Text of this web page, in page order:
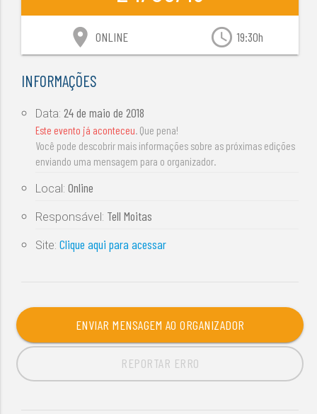
access_time 19:30h
location_on ONLINE
INFORMAÇÕES
Data:24 de maio de 2018
Este evento já aconteceu. Que pena!
Você pode descobrir mais informações sobre as próximas edições
enviando uma mensagem para o organizador.
Local:Online
Responsável: Tell Moitas
Site:Clique aqui para acessar
ENVIAR MENSAGEM AO ORGANIZADOR
REPORTAR ERRO